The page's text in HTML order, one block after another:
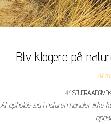
Bliv klogere på
Alt
Af STUDRAADGIV.DK
At opholde sig i naturen handler ikke